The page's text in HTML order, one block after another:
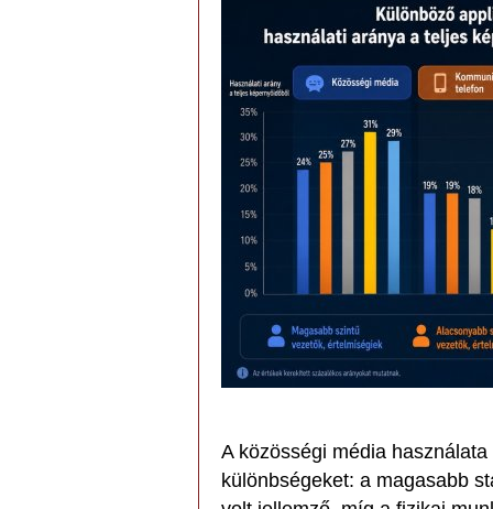
A közösségi média
különbségeket: a magasabb